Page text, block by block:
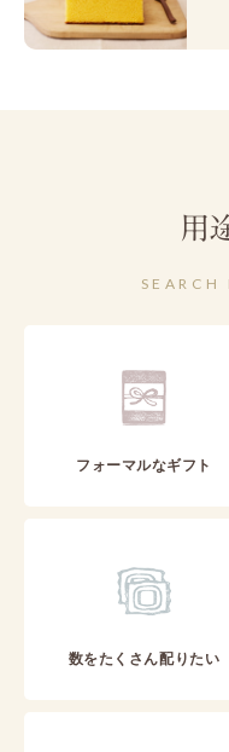
用
フォーマルなギフト
数をたくさん配りたい